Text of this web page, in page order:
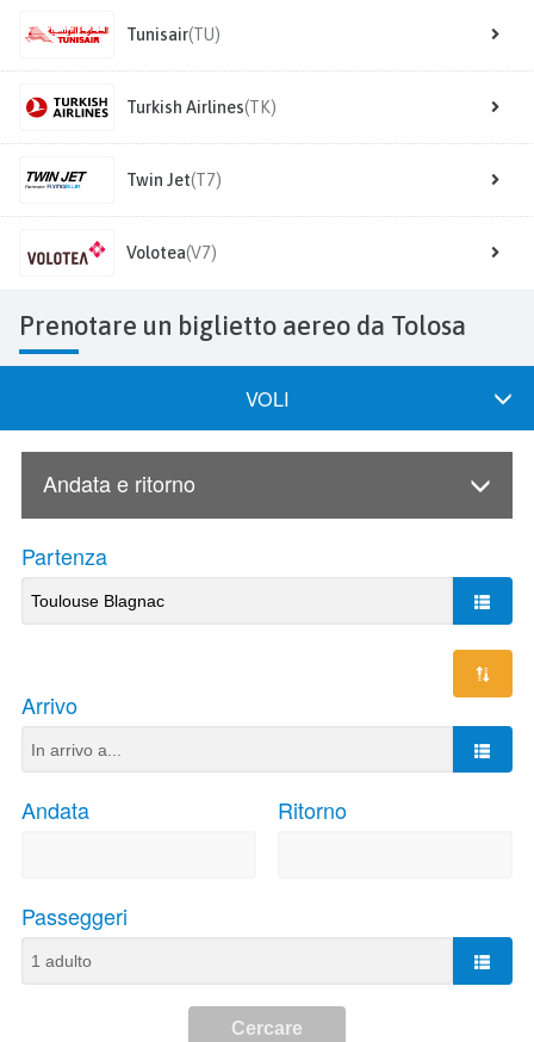
Tunisair(TU)
Turkish Airlines(TK)
Twin Jet(T7)
Volotea(V7)
Prenotare un biglietto aereo da Tolosa